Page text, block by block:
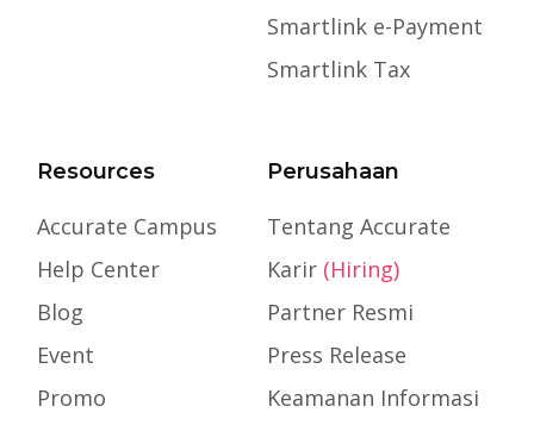
Smartlink e-Payment
Smartlink Tax
Resources
Accurate Campus
Help Center
Blog
Event
Promo
Perusahaan
Tentang Accurate
Karir (Hiring)
Partner Resmi
Press Release
Keamanan Informasi